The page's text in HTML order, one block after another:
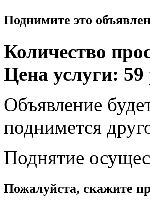
Поднимите это
Количество
Цена услуги: 59
Объявление
поднимется
Поднятие
Пожалуйста, скажите